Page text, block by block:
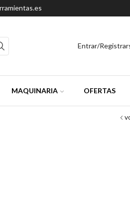
Entrar/
MAQUINARIA OFERTAS